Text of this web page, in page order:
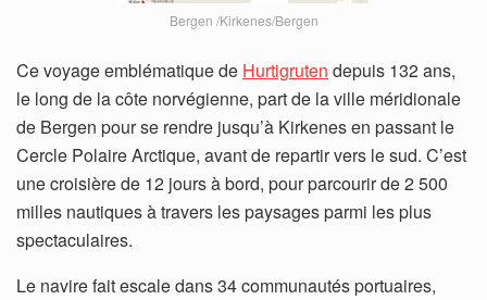
Bergen /Kirkenes/Bergen
Ce voyage emblématique de Hurtigruten depuis 132 ans,
le long de la côte norvégienne, part de la ville méridionale
de Bergen pour se rendre jusqu’à Kirkenes en passant le
Cercle Polaire Arctique, avant de repartir vers le sud. C’est
une croisière de 12 jours à bord, pour parcourir de 2 500
milles nautiques à travers les paysages parmi les plus
spectaculaires.
Le navire fait escale dans 34 communautés portuaires,